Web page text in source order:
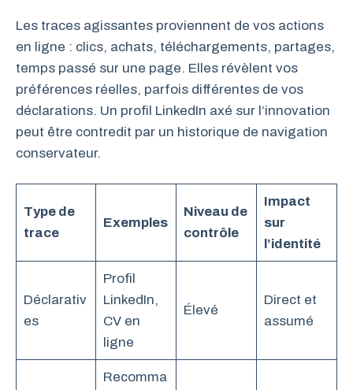
Les traces agissantes proviennent de vos actions
en ligne : clics, achats, téléchargements, partages,
temps passé sur une page. Elles révèlent vos
préférences réelles, parfois différentes de vos
déclarations. Un profil LinkedIn axé sur l’innovation
peut être contredit par un historique de navigation
conservateur.
Type de
trace
Exemples
Niveau de
contrôle
Impact
sur
l’identité
Déclarativ
es
Profil
LinkedIn,
CV en
ligne
Élevé
Direct et
assumé
Recomma